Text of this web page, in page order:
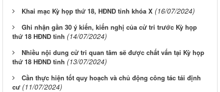
Khai mạc Kỳ họp thứ 18, HĐND tỉnh khóa X (16/07/2024)
Ghi nhận gần 30 ý kiến, kiến nghị của cử tri trước Kỳ họp
thứ 18 HĐND tỉnh (14/07/2024)
Nhiều nội dung cử tri quan tâm sẽ được chất vấn tại Kỳ họp
thứ 18 HĐND tỉnh (13/07/2024)
Cần thực hiện tốt quy hoạch và chủ động công tác tái định
cư (11/07/2024)